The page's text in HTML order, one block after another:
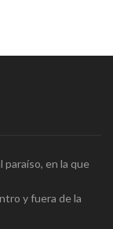
en la que
y fuera de la